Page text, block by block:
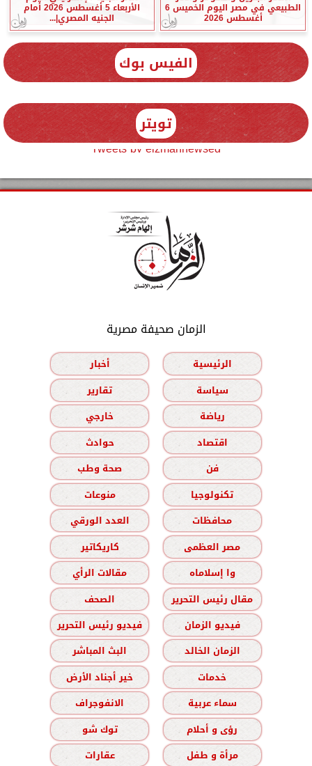
الطبيعي في مصر اليوم الخميس 6
أغسطس 2026
الأربعاء 5 أغسطس 2026 أمام
الجنيه المصري|...
الفيس بوك
تويتر
Tweets by elzmannewseg
الزمان صحيفة مصرية
الرئيسية
أخبار
سياسة
تقارير
رياضة
خارجي
اقتصاد
حوادث
فن
صحة وطب
تكنولوجيا
منوعات
محافظات
العدد الورقي
مصر العظمى
كاريكاتير
وا إسلاماه
مقالات الرأي
مقال رئيس التحرير
الصحف
فيديو الزمان
فيديو رئيس التحرير
الزمان الخالد
البث المباشر
خدمات
خير أجناد الأرض
سماء عربية
الانفوجراف
رؤى و أحلام
توك شو
مرأة و طفل
عقارات